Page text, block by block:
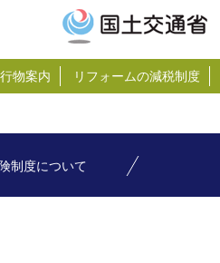
物案内 リフォームの減税制度
制度について